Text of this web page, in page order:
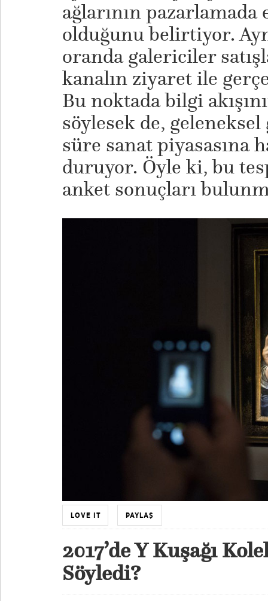
ağlarının
olduğunu belirtiyor.
oranda galericiler
kanalın ziyaret ile
Bu noktada bilgi
söylesek de,
süre sanat piyasasına
duruyor. Öyle ki, bu
anket sonuçları
LOVE IT PAYLAŞ
2017’de Y Kuşağı
Söyledi?